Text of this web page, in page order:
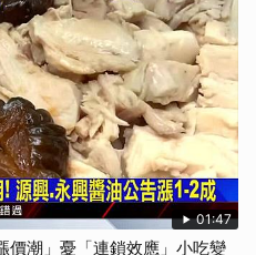
01:47
價潮」憂「連鎖效應」小吃變